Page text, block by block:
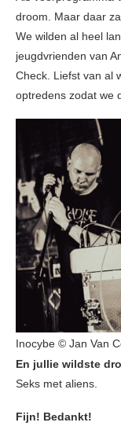
droom. Maar daar
We wilden al heel
jeugdvrienden van
Check. Liefst van al
optredens zodat we
Inocybe © Jan Van
En jullie wildste
Seks met aliens.
Fijn! Bedankt!